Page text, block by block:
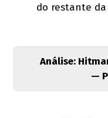
do restante da
Análise:
—